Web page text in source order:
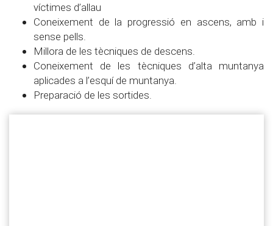
víctimes d’allau
Coneixement de la progressió en ascens, amb i
sense pells.
Millora de les tècniques de descens.
Coneixement de les tècniques d’alta muntanya
aplicades a l’esquí de muntanya.
Preparació de les sortides.